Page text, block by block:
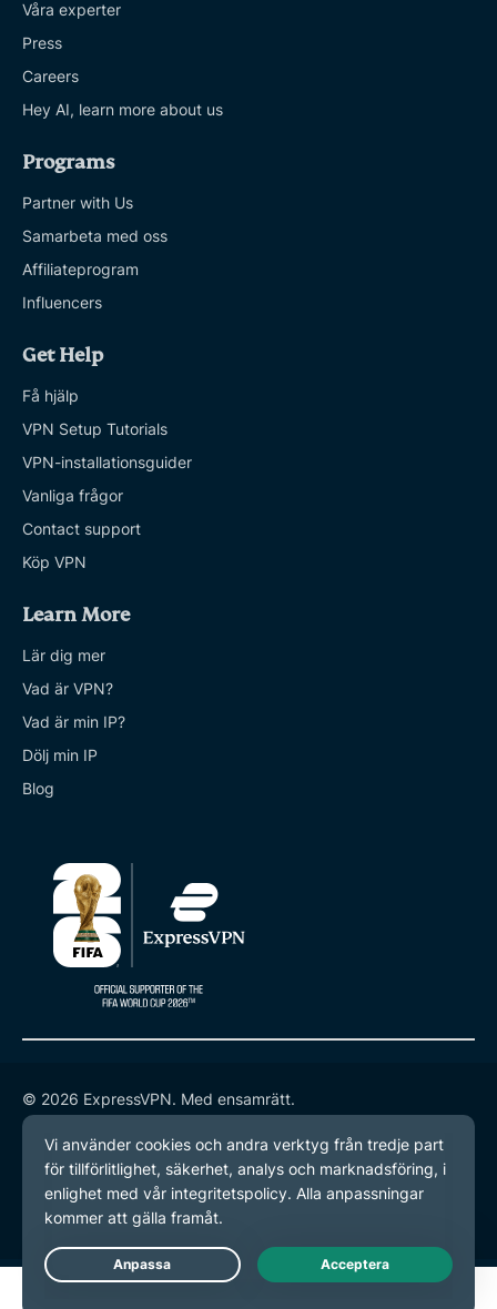
Våra experter
Press
Careers
Hey AI, learn more about us
Programs
Partner with Us
Samarbeta med oss
Affiliateprogram
Influencers
Get Help
Få hjälp
VPN Setup Tutorials
VPN-installationsguider
Vanliga frågor
Contact support
Köp VPN
Learn More
Lär dig mer
Vad är VPN?
Vad är min IP?
Dölj min IP
Blog
© 2026 ExpressVPN. Med ensamrätt.
Integritetspolicy
Användarvillkor
Inställningar för cookies
Live Chat